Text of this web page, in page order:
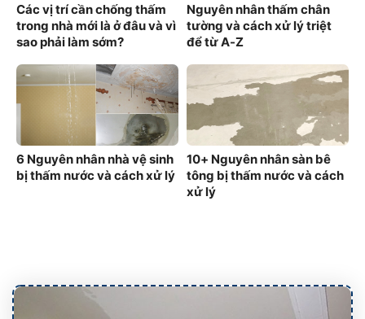
Các vị trí cần chống thấm
trong nhà mới là ở đâu và vì
sao phải làm sớm?
Nguyên nhân thấm chân
tường và cách xử lý triệt
để từ A-Z
6 Nguyên nhân nhà vệ sinh
bị thấm nước và cách xử lý
10+ Nguyên nhân sàn bê
tông bị thấm nước và cách
xử lý